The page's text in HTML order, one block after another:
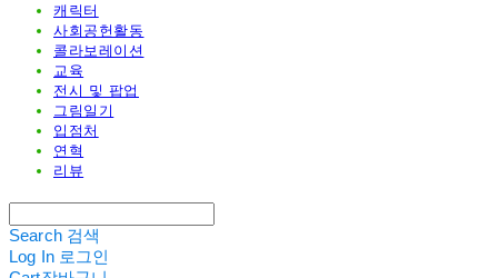
캐릭터
사회공헌활동
콜라보레이션
교육
전시 및 팝업
그림일기
입점처
연혁
리뷰
Search 검색
Log In 로그인